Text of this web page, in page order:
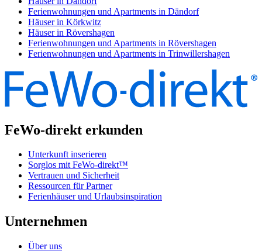
Ferienwohnungen und Apartments in Dändorf
Häuser in Körkwitz
Häuser in Rövershagen
Ferienwohnungen und Apartments in Rövershagen
Ferienwohnungen und Apartments in Trinwillershagen
FeWo-direkt erkunden
Unterkunft inserieren
Sorglos mit FeWo-direkt™
Vertrauen und Sicherheit
Ressourcen für Partner
Ferienhäuser und Urlaubsinspiration
Unternehmen
Über uns